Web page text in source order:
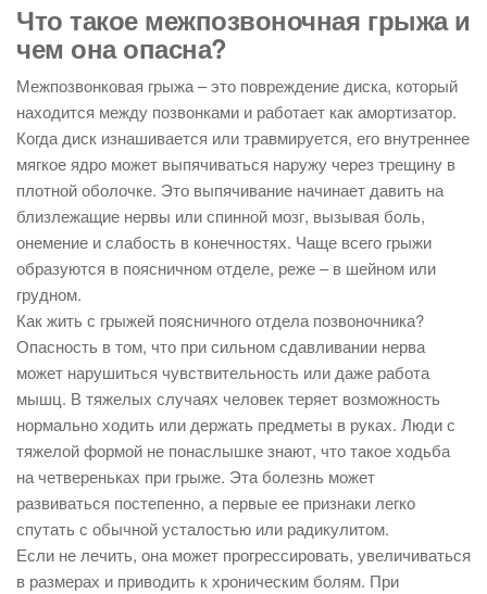
Что такое межпозвоночная грыжа и
чем она опасна?
Межпозвонковая грыжа – это повреждение диска, который
находится между позвонками и работает как амортизатор.
Когда диск изнашивается или травмируется, его внутреннее
мягкое ядро может выпячиваться наружу через трещину в
плотной оболочке. Это выпячивание начинает давить на
близлежащие нервы или спинной мозг, вызывая боль,
онемение и слабость в конечностях. Чаще всего грыжи
образуются в поясничном отделе, реже – в шейном или
грудном.
Как жить с грыжей поясничного отдела позвоночника?
Опасность в том, что при сильном сдавливании нерва
может нарушиться чувствительность или даже работа
мышц. В тяжелых случаях человек теряет возможность
нормально ходить или держать предметы в руках. Люди с
тяжелой формой не понаслышке знают, что такое ходьба
на четвереньках при грыже. Эта болезнь может
развиваться постепенно, а первые ее признаки легко
спутать с обычной усталостью или радикулитом.
Если не лечить, она может прогрессировать, увеличиваться
в размерах и приводить к хроническим болям. При